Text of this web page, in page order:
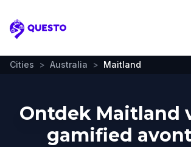
Questo
Cities > Australia > Maitland
Ontdek Maitland
gamified